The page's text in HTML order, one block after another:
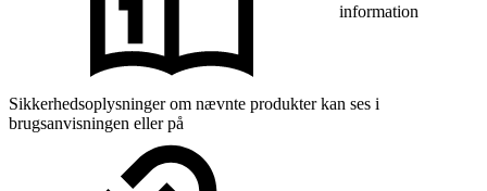
information
Sikkerhedsoplysninger om nævnte produkter kan ses i
brugsanvisningen eller på